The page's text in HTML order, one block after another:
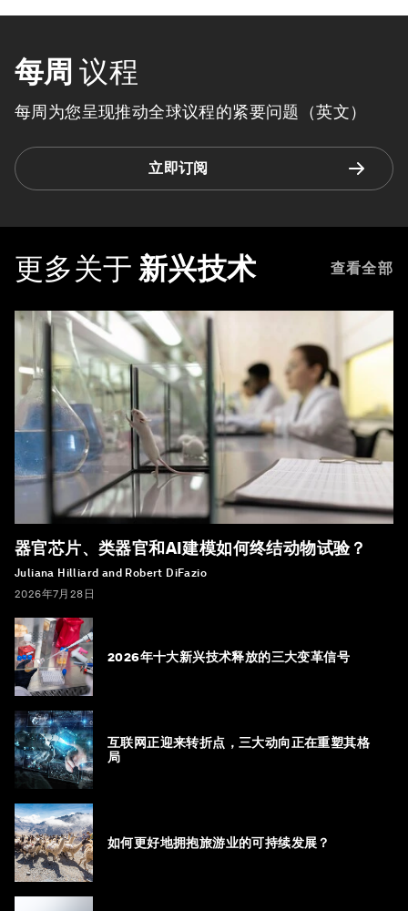
每周 议程
每周为您呈现推动全球议程的紧要问题（英文）
立即订阅
更多关于 新兴技术 查看全部
器官芯片、类器官和AI建模如何终结动物试验？
Juliana Hilliard and Robert DiFazio
2026年7月28日
2026年十大新兴技术释放的三大变革信号
互联网正迎来转折点，三大动向正在重塑其格
局
如何更好地拥抱旅游业的可持续发展？